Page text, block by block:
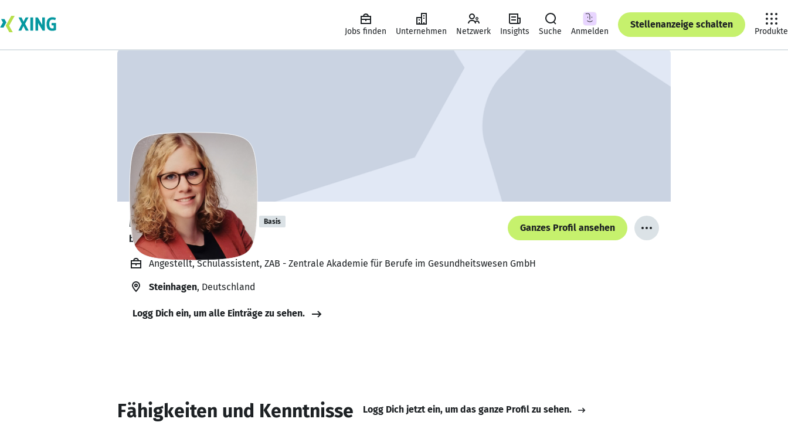
Jobs finden Unternehmen Netzwerk Insights Suche Anmelden
Stellenanzeige schalten
Produkte
Madeleine Nagel Basis
bildet sich zurzeit weiter. 🎓
Ganzes Profil ansehen
Angestellt, Schulassistent, ZAB - Zentrale Akademie für Berufe im Gesundheitswesen GmbH
Steinhagen, Deutschland
Logg Dich ein, um alle Einträge zu sehen.
Fähigkeiten und Kenntnisse Logg Dich jetzt ein, um das ganze Profil zu sehen.